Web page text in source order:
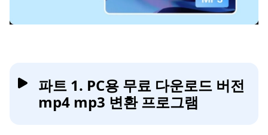
파트 1. PC용 무료 다운로드 버전
mp4 mp3 변환 프로그램